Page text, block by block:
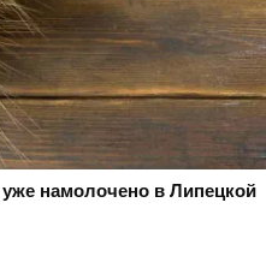
намолочено в Липецкой